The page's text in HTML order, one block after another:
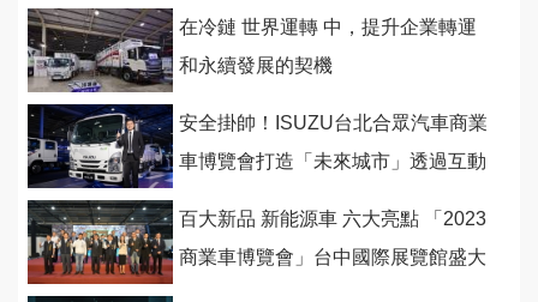
在冷鏈 世界運轉 中，提升企業轉運
和永續發展的契機
安全掛帥！ISUZU台北合眾汽車商業
車博覽會打造「未來城市」透過互動
百大新品 新能源車 六大亮點 「2023
商業車博覽會」台中國際展覽館盛大